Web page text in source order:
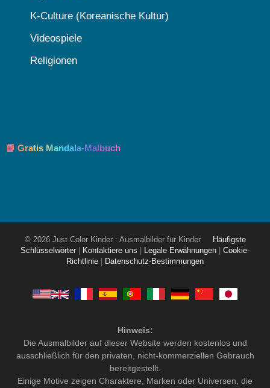
K-Culture (Koreanische Kultur)
Videospiele
Religionen
📘 Gratis Mandala-Malbuch
© 2026 Just Color Kinder : Ausmalbilder für Kinder
Häufigste
Schlüsselwörter
Kontaktiere uns Legale Erwähnungen
Cookie-
Richtlinie
Datenschutz-Bestimmungen
Hinweis:
Die Ausmalbilder auf dieser Website werden kostenlos und
ausschließlich für den privaten, nicht-kommerziellen Gebrauch
bereitgestellt.
Einige Motive zeigen Charaktere, Marken oder Universen, die